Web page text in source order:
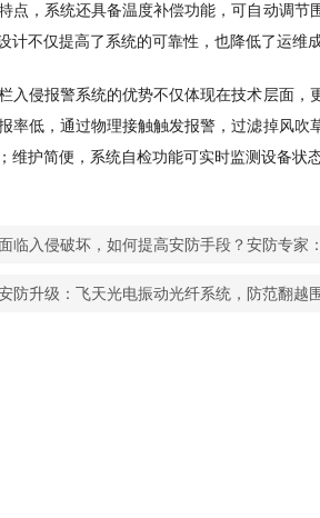
点，系统还具备温度补偿功能，可自动调
计不仅提高了系统的可靠性，也降低了运维成
入侵报警系统的优势不仅体现在技术层面
率低，通过物理接触触发报警，过滤掉风
维护简便，系统自检功能可实时监测设备状
临入侵破坏，如何提高安防手段？安防专家
防升级：飞天光电振动光纤系统，防范翻越